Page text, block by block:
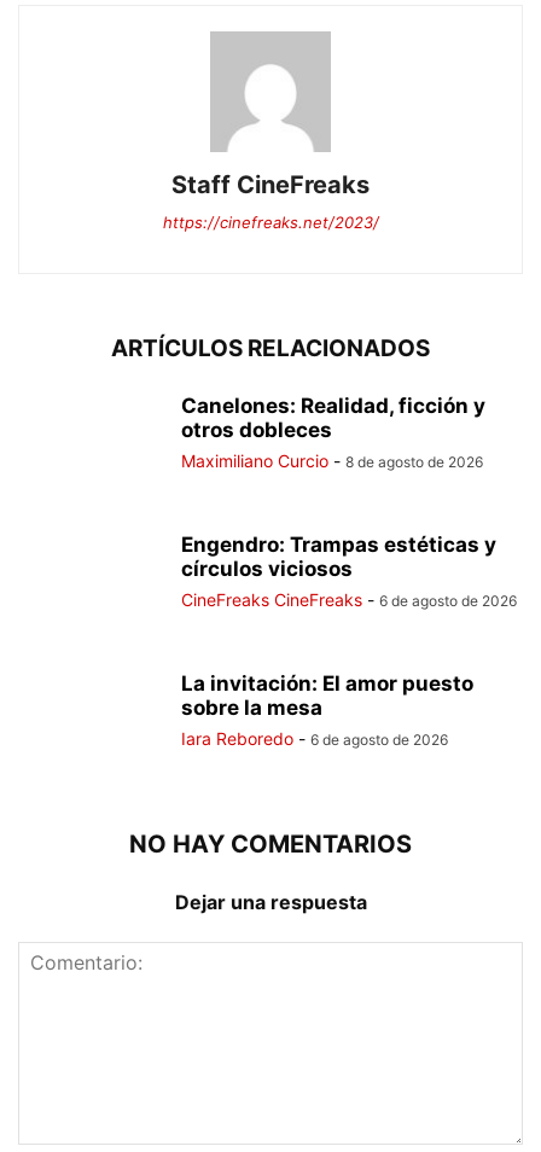
Staff CineFreaks
https://cinefreaks.net/2023/
ARTÍCULOS RELACIONADOS
Canelones: Realidad, ficción y
otros dobleces
Maximiliano Curcio - 8 de agosto de 2026
Engendro: Trampas estéticas y
círculos viciosos
CineFreaks CineFreaks - 6 de agosto de 2026
La invitación: El amor puesto
sobre la mesa
Iara Reboredo - 6 de agosto de 2026
NO HAY COMENTARIOS
Dejar una respuesta